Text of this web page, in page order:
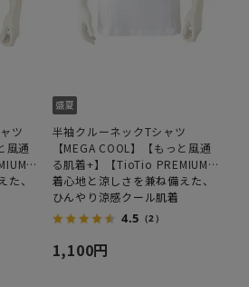
ツ
風通
】
、
半袖クルーネックTシャツ
【MEGA COOL】【もっと風通
る肌着+】【TioTio PREMIUM】
【涼】
着心地と涼しさを兼ね備えた、
ひんやり涼感クール肌着
4.5 （2）
1,100円